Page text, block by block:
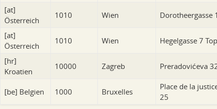
[at]
Österreich
1010 Wien Dorotheergasse
[at]
Österreich
1010 Wien Hegelgasse 7
[hr]
Kroatien
10000 Zagreb Preradovićeva
[be] Belgien 1000 Bruxelles
Place de la
25